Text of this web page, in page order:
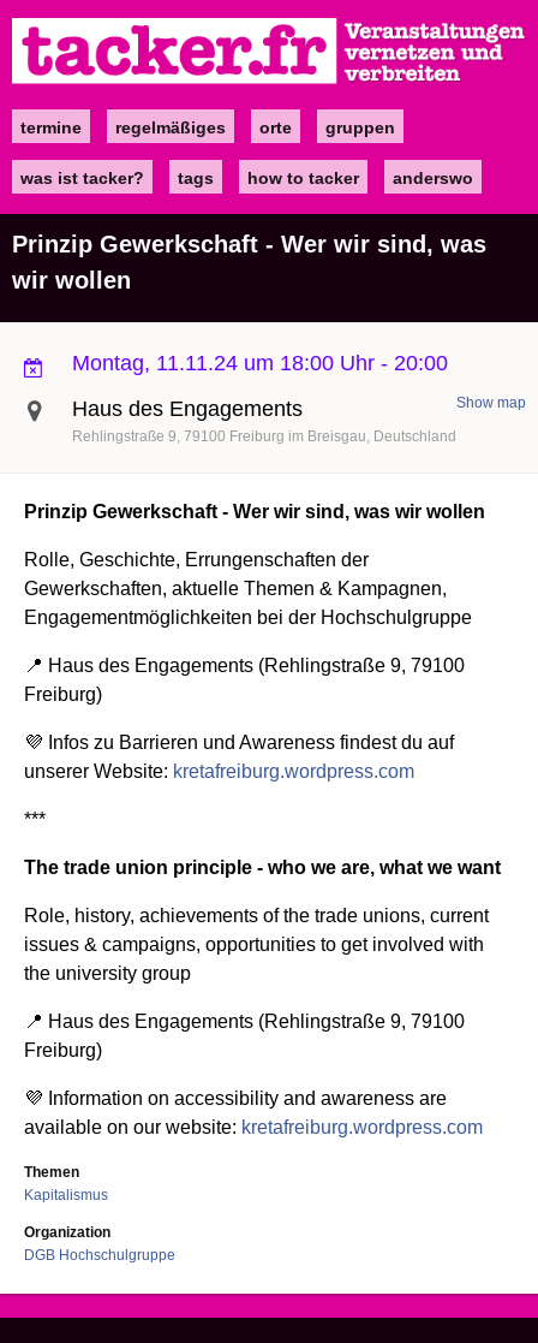
zum
Inhalt
Maintermine regelmäßiges orte gruppen
was ist tacker? tags how to tacker anderswo
Prinzip Gewerkschaft - Wer wir sind, was
wir wollen
Montag, 11.11.24 um 18:00 Uhr - 20:00
Haus des Engagements
Rehlingstraße 9 79100 Freiburg im Breisgau Deutschland
Show map
Prinzip Gewerkschaft - Wer wir sind, was wir wollen
Rolle, Geschichte, Errungenschaften der
Gewerkschaften, aktuelle Themen & Kampagnen,
Engagementmöglichkeiten bei der Hochschulgruppe
📍 Haus des Engagements (Rehlingstraße 9, 79100
Freiburg)
💜 Infos zu Barrieren und Awareness findest du auf
unserer Website: kretafreiburg.wordpress.com
***
The trade union principle - who we are, what we want
Role, history, achievements of the trade unions, current
issues & campaigns, opportunities to get involved with
the university group
📍 Haus des Engagements (Rehlingstraße 9, 79100
Freiburg)
💜 Information on accessibility and awareness are
available on our website: kretafreiburg.wordpress.com
Themen
Kapitalismus
Organization
DGB Hochschulgruppe